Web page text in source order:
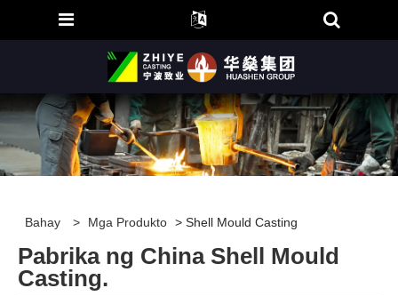
Bahay > Mga Produkto > Shell Mould Casting
Pabrika ng China Shell Mould
Casting.